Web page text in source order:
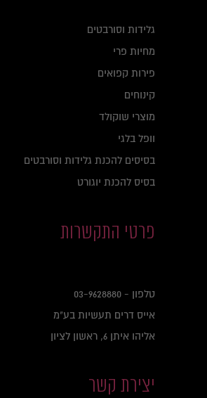
גלידות וסורבטים
מחיות פרי
פירות קפואים
קינוחים
מוצרי שוקולד
וופל בלגי
בסיסים להכנת גלידות וסורבטים
בסיס להכנת יוגורט
פרטי התקשרות
טלפון - 03-9628880
אייס דרים תעשיות בע"מ
אליהו איתן 6, ראשון לציון
יצירת קשר